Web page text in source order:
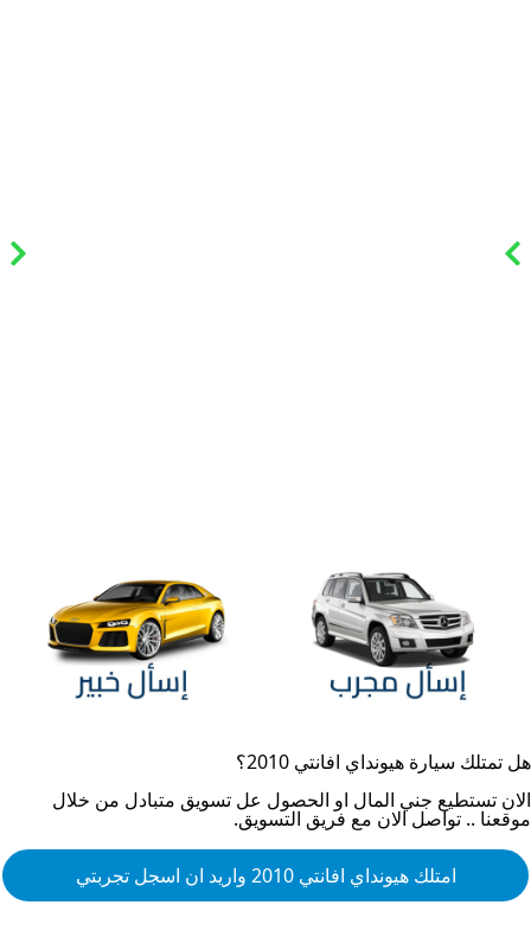
هل تمتلك سيارة هيونداي افانتي 2010
؟
الان تستطيع جني المال او الحصول عل تسويق متبادل من خلال
موقعنا .. تواصل الان مع فريق التسويق.
امتلكهيونداي افانتي 2010 واريد ان اسجل تجربتي